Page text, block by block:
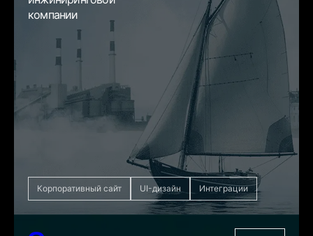
компании
Корпоративный сайт UI-дизайн Интеграции